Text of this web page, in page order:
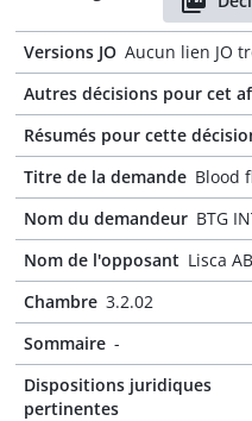
Versions JO Aucun lien JO
Autres décisions pour cet
Résumés pour cette
Titre de la demande Blood
Nom du demandeur BTG
Nom de l'opposant Lisca AB
Chambre 3.2.02
Sommaire -
Dispositions juridiques
pertinentes